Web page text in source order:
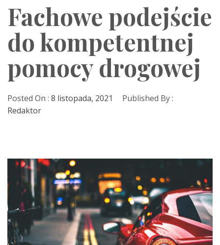
Fachowe podejście
do kompetentnej
pomocy drogowej
Posted On : 8 listopada, 2021
Published By :
Redaktor